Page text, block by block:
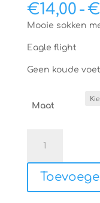
€14,00 -€
Mooie sokken
Eagle flight
Geen koude
Maat
gebreide
sokken
aantal